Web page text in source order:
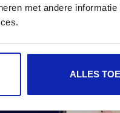
met andere informatie
ALLES